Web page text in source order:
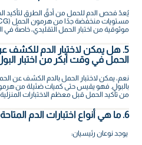
يُعدّ فحص الدم للحمل من أدقّ الطرق لتأكيد
موثوقية من اختبار الحمل التقليدي، خاصةً في
5. هل يمكن لاختبار الدم
الحمل في وقت أبكر من اختبار
نعم، يمكن لاختبار الحمل بالدم الكشف عن
من تأكيد الحمل قبل معظم الاختبارات
6. ما هي أنواع اختبارات الدم المتاحة للحمل؟
يوجد نوعان رئيسيان: